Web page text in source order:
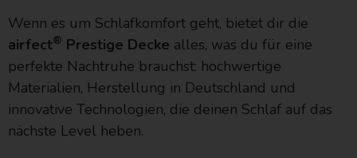
Wenn es um Schlafkomfort geht, bietet dir die
airfect® Prestige Decke alles, was du für eine
perfekte Nachtruhe brauchst: hochwertige
Materialien, Herstellung in Deutschland und
innovative Technologien, die deinen Schlaf auf das
nächste Level heben.